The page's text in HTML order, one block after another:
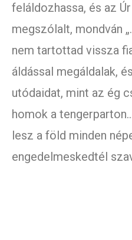
feláldozhassa, és az
megszólalt, mondván
nem tartottad vissza
áldással megáldalak,
utódaidat, mint az ég
homok a
lesz a föld minden
engedelmeskedtél